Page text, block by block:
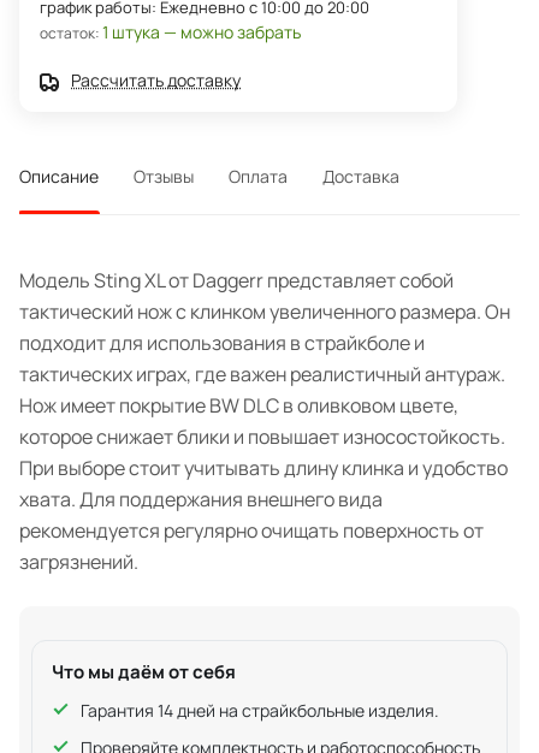
график работы: Ежедневно с 10:00 до 20:00
остаток:1 штука — можно забрать
Рассчитать доставку
Описание Отзывы Оплата Доставка
Модель Sting XL от Daggerr представляет собой
тактический нож с клинком увеличенного размера. Он
подходит для использования в страйкболе и
тактических играх, где важен реалистичный антураж.
Нож имеет покрытие BW DLC в оливковом цвете,
которое снижает блики и повышает износостойкость.
При выборе стоит учитывать длину клинка и удобство
хвата. Для поддержания внешнего вида
рекомендуется регулярно очищать поверхность от
загрязнений.
Что мы даём от себя
Гарантия 14 дней на страйкбольные изделия.
Проверяйте комплектность и работоспособность